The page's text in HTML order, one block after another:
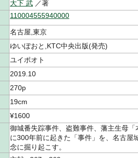
大下 武 ／著
110004555940000
名古屋,東京
ゆいぽおと,KTC中央出版(発売)
ユイポオト
2019.10
270p
19cm
¥1600
御城番失踪事件、盗難事件、藩主生母
に300年前に起きた「事件」を、名古屋
念に掘り起こす。